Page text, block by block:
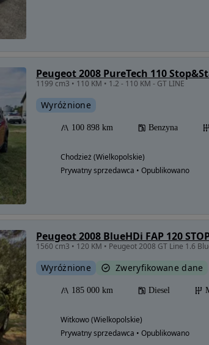
Peugeot 2008 PureTech 110
1199 cm3 • 110 KM • 1.2 - 110 KM - GT LINE
Wyróżnione
100 898 km Benzyna
Chodzież (Wielkopolskie)
Prywatny sprzedawca • Opublikowano
Peugeot 2008 BlueHDi FAP 120
1560 cm3 • 120 KM • Peugeot 2008 GT Line 1.6
Wyróżnione Zweryfikowane dane
185 000 km Diesel
Witkowo (Wielkopolskie)
Prywatny sprzedawca • Opublikowano